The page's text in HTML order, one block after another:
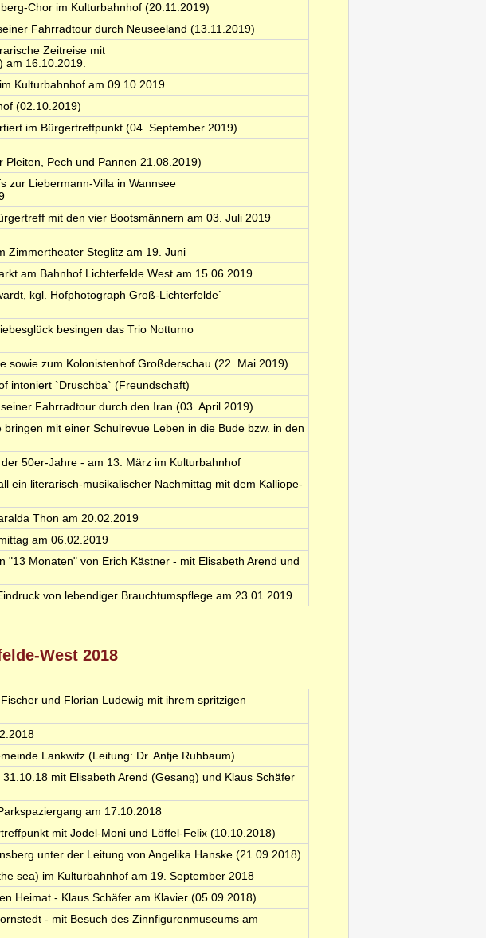
Chor im Kulturbahnhof (20.11.2019)
Fahrradtour durch Neuseeland (13.11.2019)
Zeitreise mit
am 16.10.2019.
Kulturbahnhof am 09.10.2019
(02.10.2019)
im Bürgertreffpunkt (04. September 2019)
Pech und Pannen 21.08.2019)
zur Liebermann-Villa in Wannsee
mit den vier Bootsmännern am 03. Juli 2019
Zimmertheater Steglitz am 19. Juni
am Bahnhof Lichterfelde West am 15.06.2019
kgl. Hofphotograph Groß-Lichterfelde`
besingen das Trio Notturno
sowie zum Kolonistenhof Großderschau (22. Mai 2019)
intoniert `Druschba` (Freundschaft)
Fahrradtour durch den Iran (03. April 2019)
mit einer Schulrevue Leben in die Bude bzw. in den
50er-Jahre - am 13. März im Kulturbahnhof
ein literarisch-musikalischer Nachmittag mit dem Kalliope-
Thon am 20.02.2019
am 06.02.2019
"13 Monaten" von Erich Kästner - mit Elisabeth Arend und
von lebendiger Brauchtumspflege am 23.01.2019
West 2018
und Florian Ludewig mit ihrem spritzigen
Lankwitz (Leitung: Dr. Antje Ruhbaum)
mit Elisabeth Arend (Gesang) und Klaus Schäfer
am 17.10.2018
mit Jodel-Moni und Löffel-Felix (10.10.2018)
unter der Leitung von Angelika Hanske (21.09.2018)
sea) im Kulturbahnhof am 19. September 2018
Heimat - Klaus Schäfer am Klavier (05.09.2018)
- mit Besuch des Zinnfigurenmuseums am